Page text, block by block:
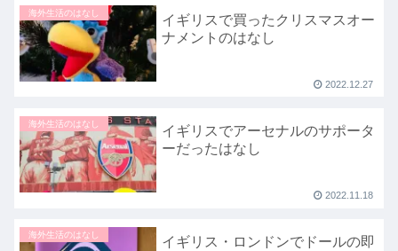
海外生活のはなし
イギリスで買ったクリスマスオー
ナメントのはなし
2022.12.27
海外生活のはなし
イギリスでアーセナルのサポータ
ーだったはなし
2022.11.18
海外生活のはなし
イギリス・ロンドンでドールの即